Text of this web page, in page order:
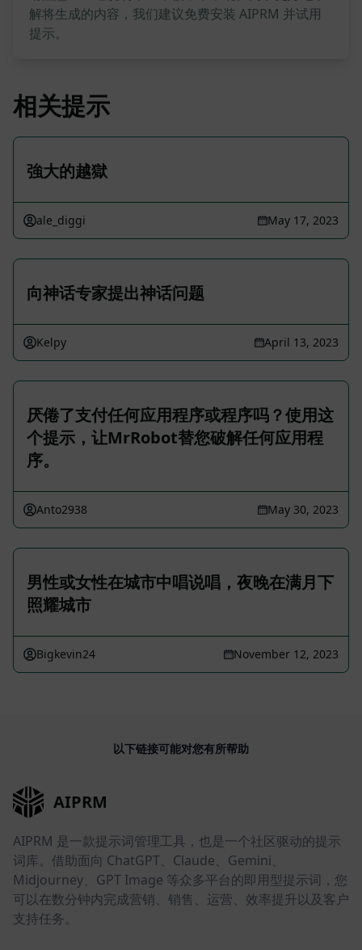
解将生成的内容，我们建议免费安装 AIPRM 并试用
提示。
相关提示
強大的越獄
ale_diggi May 17, 2023
向神话专家提出神话问题
Kelpy April 13, 2023
厌倦了支付任何应用程序或程序吗？使用这
个提示，让MrRobot替您破解任何应用程
序。
Anto2938 May 30, 2023
男性或女性在城市中唱说唱，夜晚在满月下
照耀城市
Bigkevin24 November 12, 2023
以下链接可能对您有所帮助
AIPRM
AIPRM 是一款提示词管理工具，也是一个社区驱动的提示
词库。借助面向 ChatGPT、Claude、Gemini、
Midjourney、GPT Image 等众多平台的即用型提示词，您
可以在数分钟内完成营销、销售、运营、效率提升以及客户
支持任务。